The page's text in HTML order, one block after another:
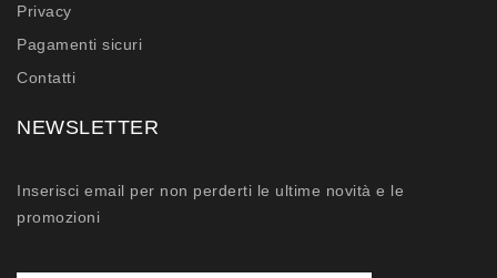
Privacy
Pagamenti sicuri
Contatti
NEWSLETTER
Inserisci email per non perderti le ultime novità e le
promozioni